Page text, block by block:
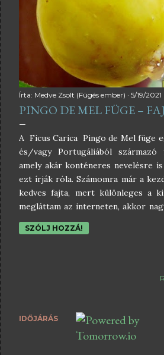
e
k
Írta: Medve Zsolt (Fügés ember) 5/19/
PINGO DE MEL FÜGE –
A Ficus Carica Pingo de Mel füge
és/vagy Portugáliából
amely akár konténeres nevelésre is
ezt írják róla. Számomra már a
kedves fajta, mert különleges a
megláttam az interneten, akkor
akkor eldöntöttem, hogy nekem
fajta füge. 😊 Nem volt
fehér ponok (ezeket hívjuk
dugványozással. Azzal,
gyökérkezdemények nagyjából
SZÓLJ HOZZÁ!
IDŐJÁRÁS